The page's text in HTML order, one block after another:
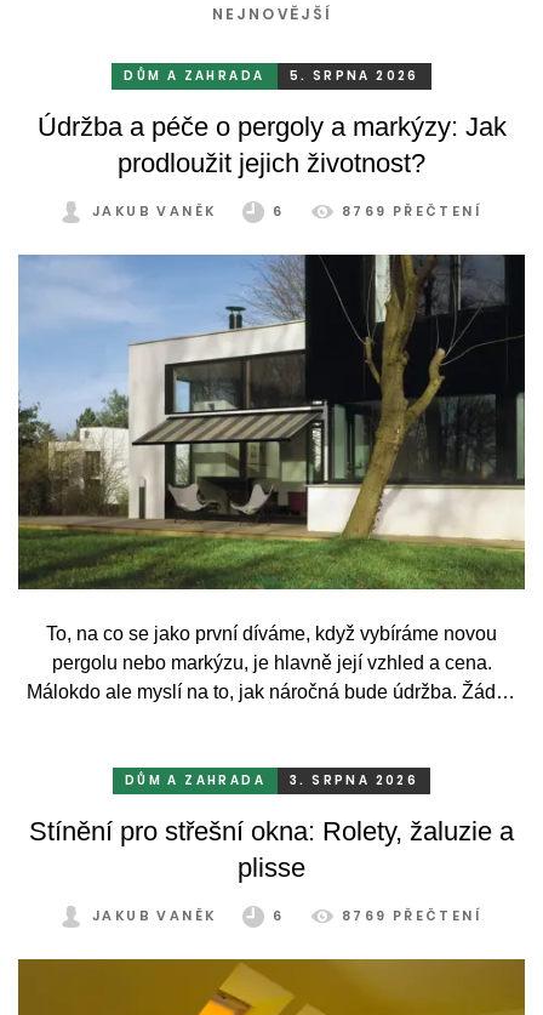
NEJNOVĚJŠÍ
DŮM A ZAHRADA 5. SRPNA 2026
Údržba a péče o pergoly a markýzy: Jak
prodloužit jejich životnost?
JAKUB VANĚK 6 8769 PŘEČTENÍ
To, na co se jako první díváme, když vybíráme novou
pergolu nebo markýzu, je hlavně její vzhled a cena.
Málokdo ale myslí na to, jak náročná bude údržba. Žádný
mrazu, ale také prachu a pylu, což se na něm dříve či
DŮM A ZAHRADA 3. SRPNA 2026
Stínění pro střešní okna: Rolety, žaluzie a
plisse
JAKUB VANĚK 6 8769 PŘEČTENÍ